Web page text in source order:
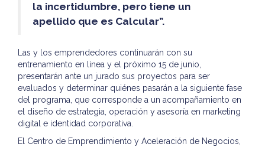
la incertidumbre, pero tiene un
apellido que es Calcular”.
Las y los emprendedores continuarán con su
entrenamiento en línea y el próximo 15 de junio,
presentarán ante un jurado sus proyectos para ser
evaluados y determinar quiénes pasarán a la siguiente fase
del programa, que corresponde a un acompañamiento en
el diseño de estrategia, operación y asesoría en marketing
digital e identidad corporativa.
El Centro de Emprendimiento y Aceleración de Negocios,